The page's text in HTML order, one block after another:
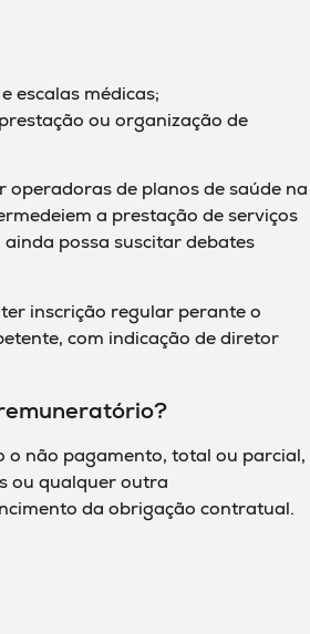
escalas médicas;
ou organização de
de planos de saúde na
a prestação de serviços
possa suscitar debates
inscrição regular perante o
com indicação de diretor
não pagamento, total ou parcial,
ou qualquer outra
da obrigação contratual.